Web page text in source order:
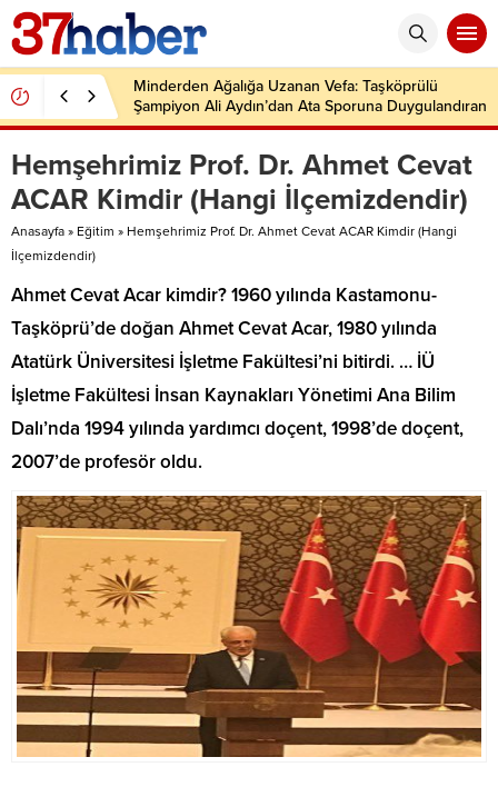
Minderden Ağalığa Uzanan Vefa: Taşköprülü
Şampiyon Ali Aydın’dan Ata Sporuna Duygulandıran
Dönüş
Hemşehrimiz Prof. Dr. Ahmet Cevat
ACAR Kimdir (Hangi İlçemizdendir)
Anasayfa » Eğitim » Hemşehrimiz Prof. Dr. Ahmet Cevat ACAR Kimdir (Hangi
İlçemizdendir)
Ahmet Cevat Acar kimdir? 1960 yılında Kastamonu-
Taşköprü’de doğan Ahmet Cevat Acar, 1980 yılında
Atatürk Üniversitesi İşletme Fakültesi’ni bitirdi. … İÜ
İşletme Fakültesi İnsan Kaynakları Yönetimi Ana Bilim
Dalı’nda 1994 yılında yardımcı doçent, 1998’de doçent,
2007’de profesör oldu.